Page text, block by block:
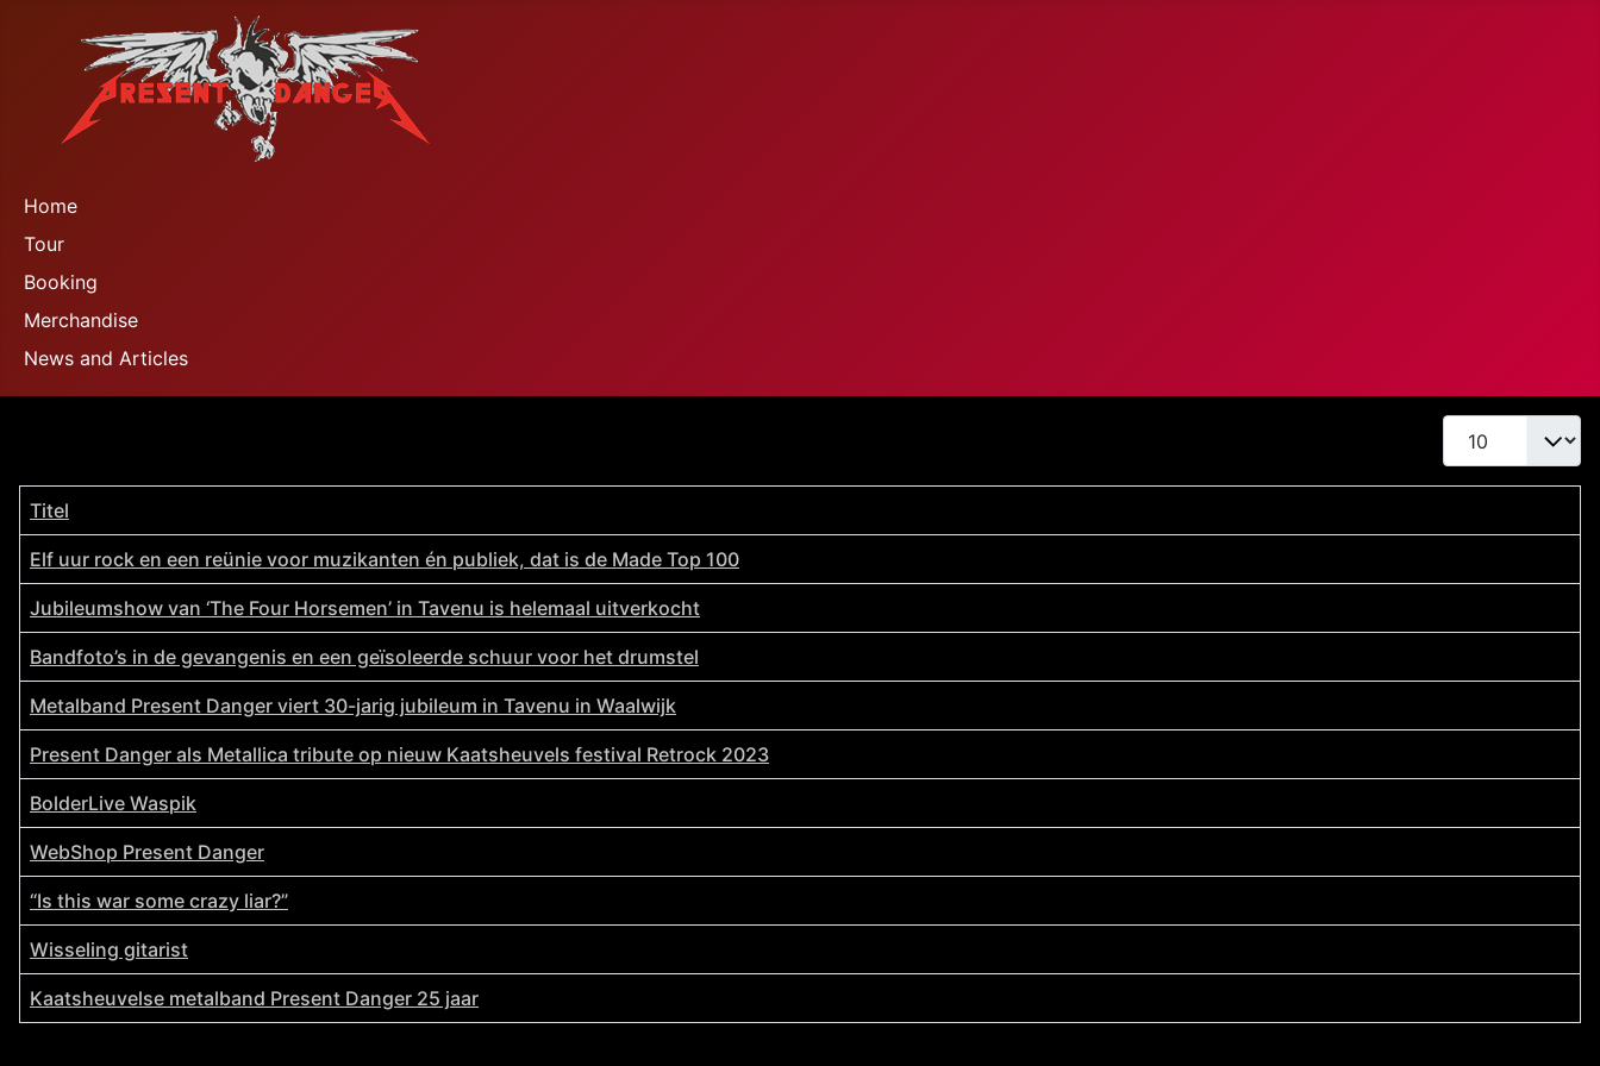
Home
Tour
Booking
Merchandise
News and Articles
Toon #
Titel
Elf uur rock en een reünie voor muzikanten én publiek, dat is de Made Top 100
Jubileumshow van ‘The Four Horsemen’ in Tavenu is helemaal uitverkocht
Bandfoto’s in de gevangenis en een geïsoleerde schuur voor het drumstel
Metalband Present Danger viert 30-jarig jubileum in Tavenu in Waalwijk
Present Danger als Metallica tribute op nieuw Kaatsheuvels festival Retrock 2023
BolderLive Waspik
WebShop Present Danger
“Is this war some crazy liar?”
Wisseling gitarist
Kaatsheuvelse metalband Present Danger 25 jaar